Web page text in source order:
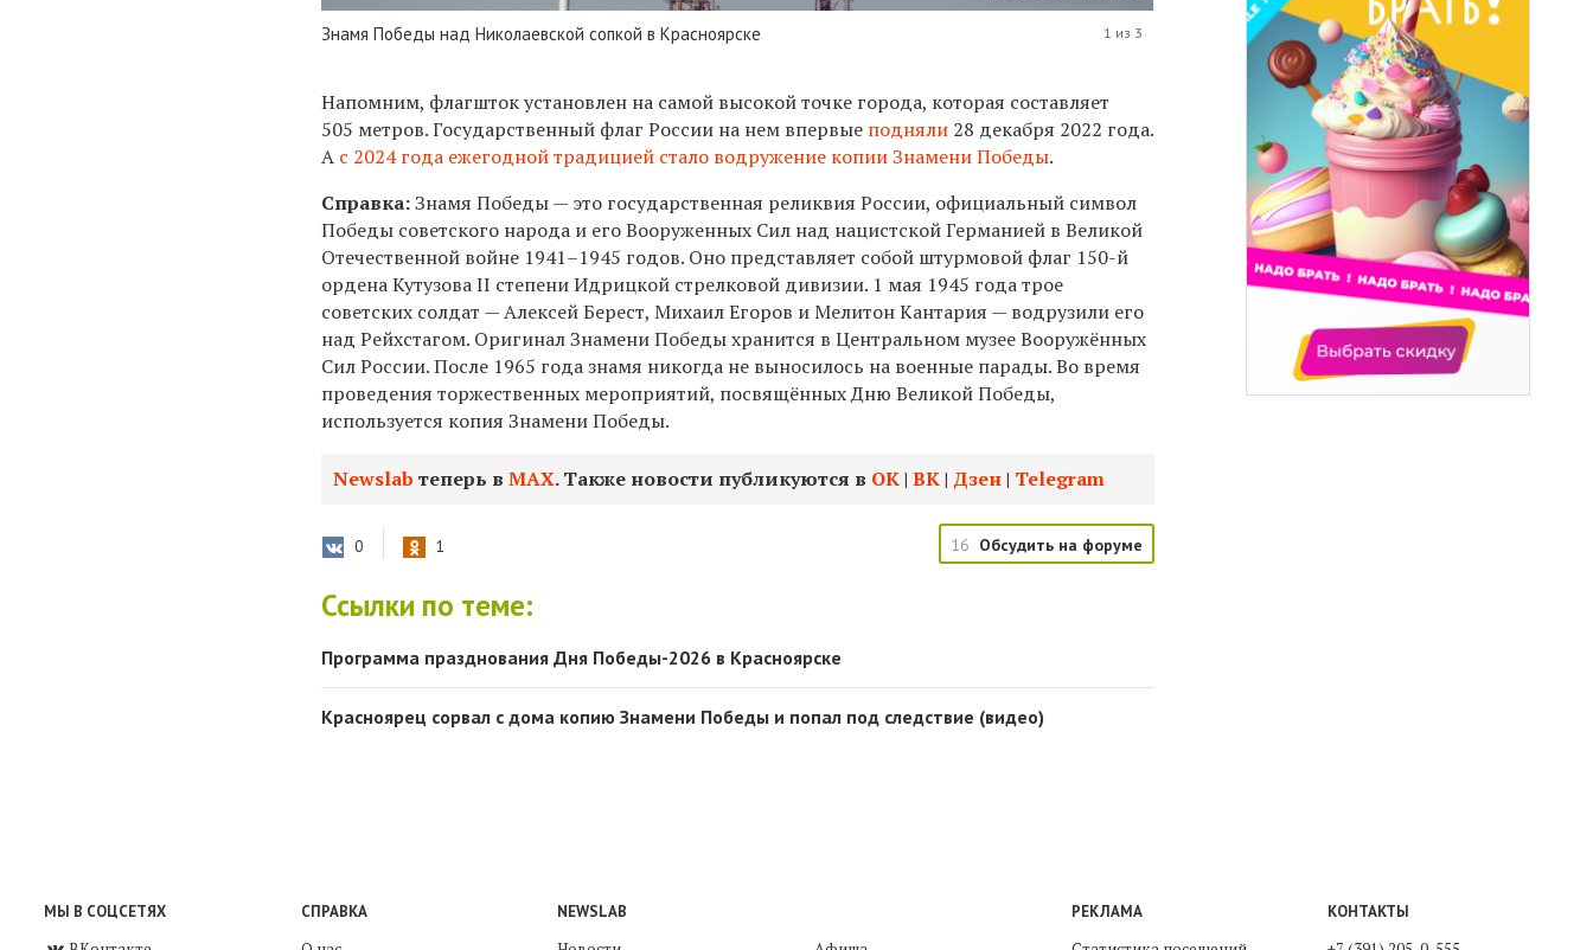
Знамя Победы над Николаевской сопкой в Красноярске 1 из 3
Напомним, флагшток установлен на самой высокой точке города, которая составляет
505 метров.Государственный флаг России на нем впервые подняли 28 декабря 2022 года.
А с 2024 года ежегодной традицией стало водружение копии Знамени Победы.
Справка:Знамя Победы — это государственная реликвия России, официальный символ
Победы советского народа и его Вооруженных Сил над нацистской Германией в Великой
Отечественной войне 1941–1945 годов. Оно представляет собой штурмовой флаг 150-й
ордена Кутузова II степени Идрицкой стрелковой дивизии. 1 мая 1945 года трое
советских солдат — Алексей Берест, Михаил Егоров и Мелитон Кантария — водрузили его
над Рейхстагом. Оригинал Знамени Победы хранится в Центральном музее Вооружённых
Сил России. После 1965 года знамя никогда не выносилось на военные парады. Во время
проведения торжественных мероприятий, посвящённых Дню Великой Победы,
используется копия Знамени Победы.
Newslab теперь вМАХ. Также новости публикуются в ОК| ВК| Дзен| Telegram
0 1 16 Обсудить на форуме
Ссылки по теме:
Программа празднования Дня Победы-2026 в Красноярске
Красноярец сорвал с дома копию Знамени Победы и попал под следствие (видео)
МЫ В СОЦСЕТЯХ СПРАВКА NEWSLAB РЕКЛАМА КОНТАКТЫ